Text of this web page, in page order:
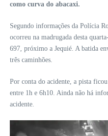
como curva do abacaxi.
Segundo informações da Polícia
ocorreu na madrugada desta
697, próximo a Jequié. A batida
três caminhões.
Por conta do acidente, a pista
entre 1h e 6h10. Ainda não há
acidente.